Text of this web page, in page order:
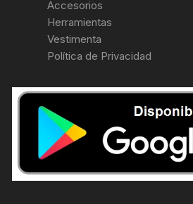
Accesorios
Herramientas
Vestimenta
Política de Privacidad